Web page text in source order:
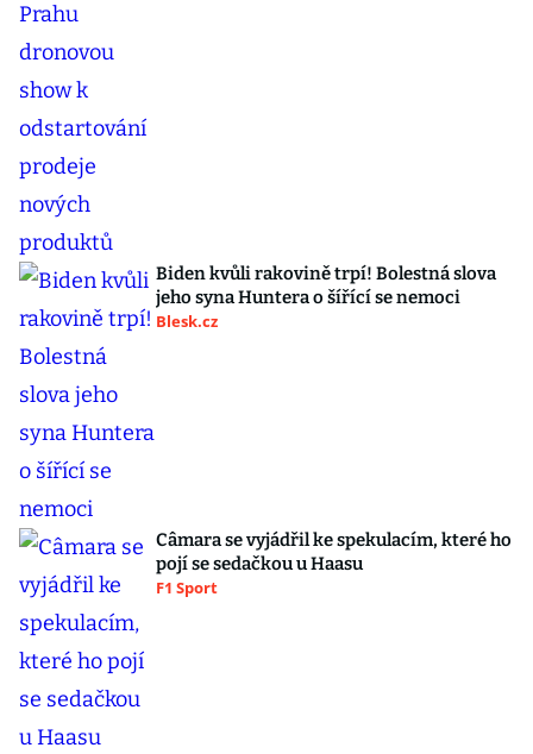
Biden kvůli rakovině trpí! Bolestná slova
jeho syna Huntera o šířící se nemoci
Blesk.cz
Câmara se vyjádřil ke spekulacím, které ho
pojí se sedačkou u Haasu
F1 Sport